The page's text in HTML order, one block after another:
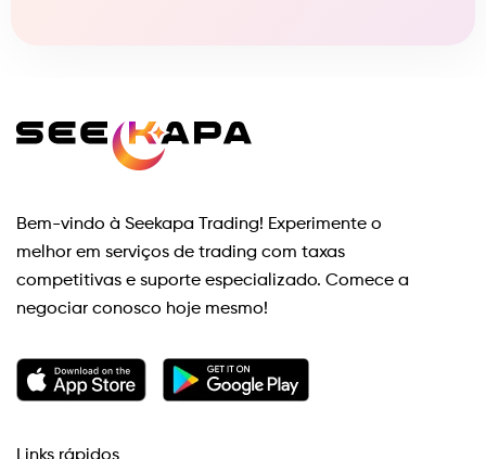
Bem-vindo à Seekapa Trading! Experimente o
melhor em serviços de trading com taxas
competitivas e suporte especializado. Comece a
negociar conosco hoje mesmo!